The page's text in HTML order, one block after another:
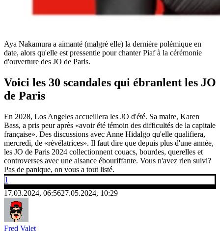
Aya Nakamura a aimanté (malgré elle) la dernière polémique en
date, alors qu'elle est pressentie pour chanter Piaf à la cérémonie
d'ouverture des JO de Paris.
Voici les 30 scandales qui ébranlent les JO
de Paris
En 2028, Los Angeles accueillera les JO d'été. Sa maire, Karen
Bass, a pris peur après «avoir été témoin des difficultés de la capitale
française». Des discussions avec Anne Hidalgo qu'elle qualifiera,
mercredi, de «révélatrices». Il faut dire que depuis plus d'une année,
les JO de Paris 2024 collectionnent couacs, bourdes, querelles et
controverses avec une aisance ébouriffante. Vous n'avez rien suivi?
Pas de panique, on vous a tout listé.
1
17.03.2024, 06:5627.05.2024, 10:29
Fred Valet